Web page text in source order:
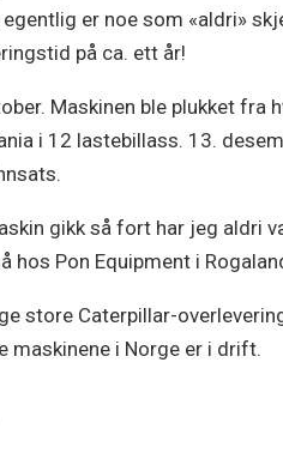
er noe som «aldri»
på ca. ett år!
Maskinen ble plukket fra
i 12 lastebillass. 13.
gikk så fort har jeg aldri
hos Pon Equipment i
store Caterpillar-
maskinene i Norge er i drift.